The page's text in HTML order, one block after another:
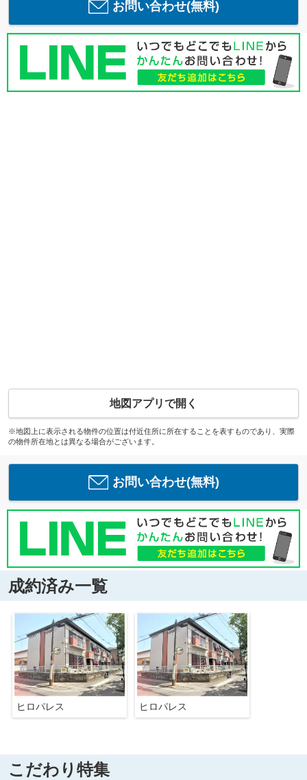
お問い合わせ(無料)
地図アプリで開く
※地図上に表示される物件の位置は付近住所に所在することを表すものであり、実際
の物件所在地とは異なる場合がございます。
お問い合わせ(無料)
成約済み一覧
ヒロパレス ヒロパレス
こだわり特集